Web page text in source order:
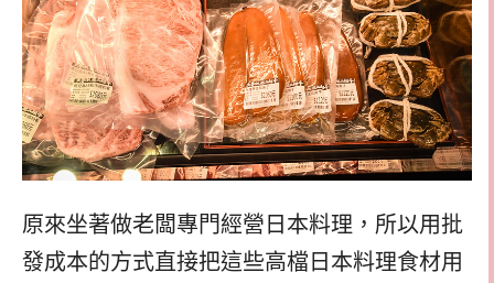
原來坐著做老闆專門經營日本料理，所以用批
發成本的方式直接把這些高檔日本料理食材用